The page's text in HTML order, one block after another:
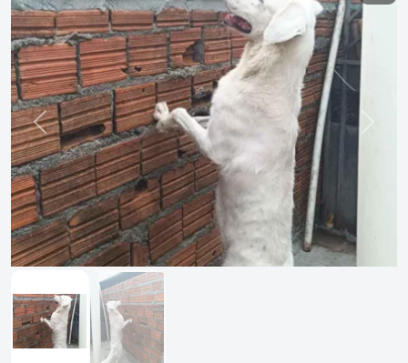
Previous